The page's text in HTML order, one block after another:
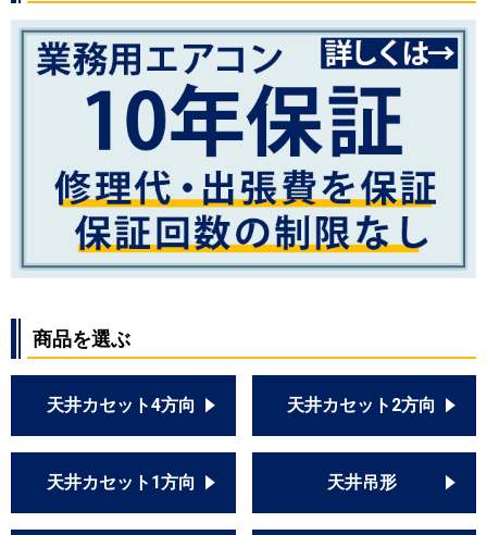
FDTWVP2804HD5S-rakuri-na
FDTWVP2804HD5S-rak
FDTWVP2804HD5SA
FDTWVP2804HD5SA-rak
パナソニック
PA-P280L6HVN1
PA-P280L6HVA
PA-P280L6HVNB
PA-P280L7HVNA
PA-P280L6HVB
PA-P280L7HVA
PA-P280L7HV
商品を選ぶ
天井カセット4方向 天井カセット2方向
天井カセット1方向 天井吊形